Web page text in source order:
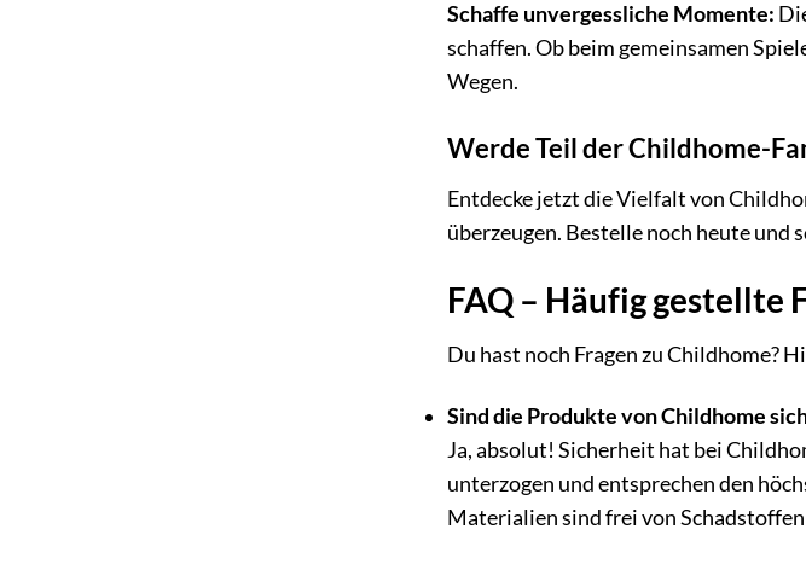
Schaffe unvergessliche Momente:
schaffen. Ob beim gemeinsamen
Wegen.
Werde Teil der Childhome-
Entdecke jetzt die Vielfalt von
überzeugen. Bestelle noch heute und
FAQ – Häufig gestellte
Du hast noch Fragen zu Childhome?
Sind die Produkte von Childhome
Ja, absolut! Sicherheit hat bei
unterzogen und entsprechen den
Materialien sind frei von